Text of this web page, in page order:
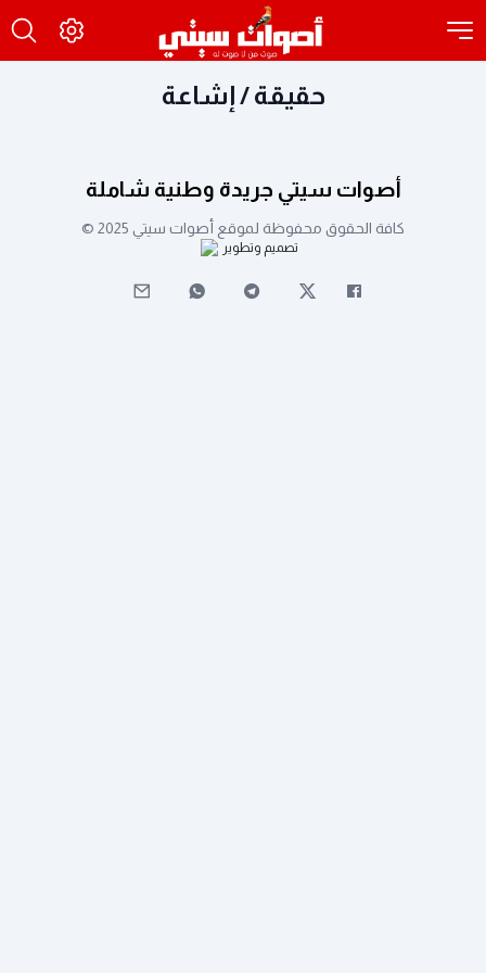
حقيقة / إشاعة
أصوات سيتي جريدة وطنية شاملة
كافة الحقوق محفوظة لموقع أصوات سيتي 2025 ©
تصميم وتطوير